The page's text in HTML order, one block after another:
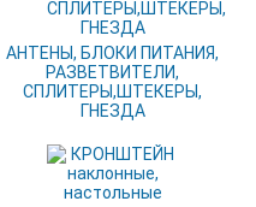
АНТЕНЫ, БЛОКИ ПИТАНИЯ,
РАЗВЕТВИТЕЛИ,
СПЛИТЕРЫ,ШТЕКЕРЫ,
ГНЕЗДА